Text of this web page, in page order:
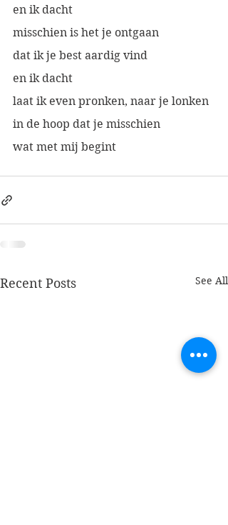
en ik dacht
misschien is het je ontgaan
dat ik je best aardig vind
en ik dacht
laat ik even pronken, naar je lonken
in de hoop dat je misschien
wat met mij begint
Recent Posts See All